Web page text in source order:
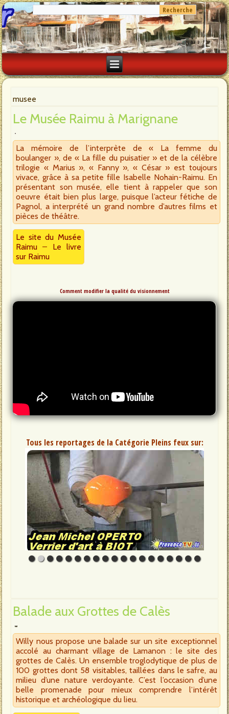
musee
Le Musée Raimu à Marignane
La mémoire de l’interprète de « La femme du
boulanger », de « La fille du puisatier » et de la célèbre
trilogie « Marius », « Fanny », « César » est toujours
vivace, grâce à sa petite fille Isabelle Nohain-Raimu. En
présentant son musée, elle tient à rappeler que son
oeuvre était bien plus large, puisque l’acteur fétiche de
Pagnol, a interprété un grand nombre d’autres films et
pièces de théâtre.
Le site du Musée
Raimu – Le livre
sur Raimu
Comment modifier la qualité du visionnement
Tous les reportages de la Catégorie Pleins feux sur:
Balade aux Grottes de Calès
Willy nous propose une balade sur un site exceptionnel
accolé au charmant village de Lamanon : le site des
grottes de Calès. Un ensemble troglodytique de plus de
100 grottes dont 58 visitables, taillées dans le safre, au
milieu d’une nature verdoyante. C’est l’occasion d’une
belle promenade pour mieux comprendre l’intérêt
historique et archéologique du lieu.